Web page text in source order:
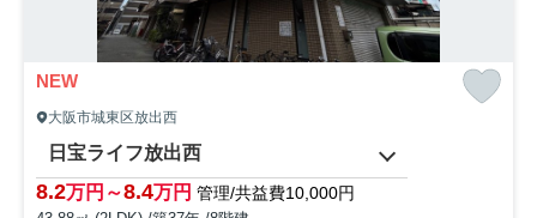
NEW
大阪市城東区放出西
日宝ライフ放出西
8.2万円～8.4万円 管理/共益費10,000円